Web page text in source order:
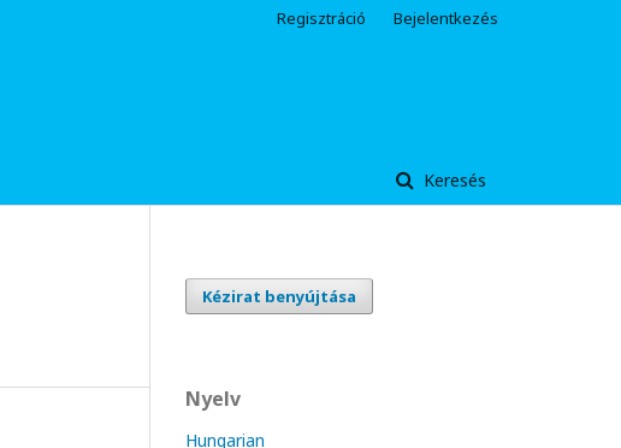
Keresés
Regisztráció Bejelentkezés
Kézirat benyújtása
Nyelv
Hungarian